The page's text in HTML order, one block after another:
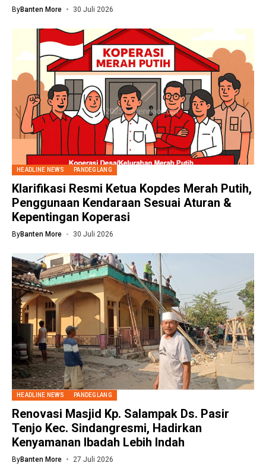
ByBanten More 30 Juli 2026
HEADLINE NEWS PANDEGLANG
Klarifikasi Resmi Ketua Kopdes Merah Putih,
Penggunaan Kendaraan Sesuai Aturan &
Kepentingan Koperasi
ByBanten More 30 Juli 2026
HEADLINE NEWS PANDEGLANG
Renovasi Masjid Kp. Salampak Ds. Pasir
Tenjo Kec. Sindangresmi, Hadirkan
Kenyamanan Ibadah Lebih Indah
ByBanten More 27 Juli 2026